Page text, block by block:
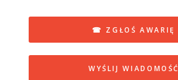
☎ ZGŁOŚ AWARIĘ
WYŚLIJ WIADOMOŚĆ